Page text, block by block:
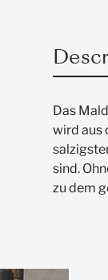
Das
wird aus
sind.
zu dem